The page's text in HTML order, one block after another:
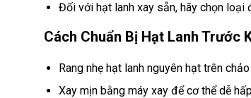
Đối với hạt lanh xay sẵn, hãy chọn
Cách Chuẩn Bị Hạt Lanh Trước
Rang nhẹ hạt lanh nguyên hạt trên
Xay mịn bằng máy xay để cơ thể dễ